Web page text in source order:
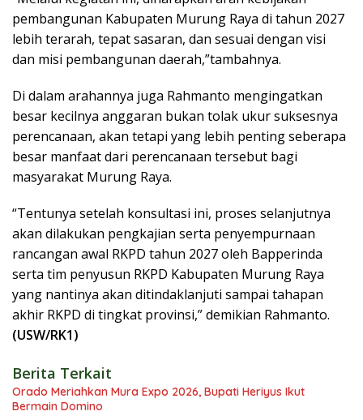
pembangunan Kabupaten Murung Raya di tahun 2027
lebih terarah, tepat sasaran, dan sesuai dengan visi
dan misi pembangunan daerah,”tambahnya.
Di dalam arahannya juga Rahmanto mengingatkan
besar kecilnya anggaran bukan tolak ukur suksesnya
perencanaan, akan tetapi yang lebih penting seberapa
besar manfaat dari perencanaan tersebut bagi
masyarakat Murung Raya.
“Tentunya setelah konsultasi ini, proses selanjutnya
akan dilakukan pengkajian serta penyempurnaan
rancangan awal RKPD tahun 2027 oleh Bapperinda
serta tim penyusun RKPD Kabupaten Murung Raya
yang nantinya akan ditindaklanjuti sampai tahapan
akhir RKPD di tingkat provinsi,” demikian Rahmanto.
(USW/RK1)
Berita Terkait
Orado Meriahkan Mura Expo 2026, Bupati Heriyus Ikut
Bermain Domino